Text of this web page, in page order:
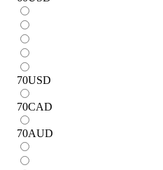
70USD
70CAD
70AUD